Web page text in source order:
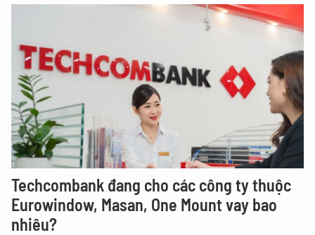
Techcombank đang cho các công ty thuộc
Eurowindow, Masan, One Mount vay bao
nhiêu?